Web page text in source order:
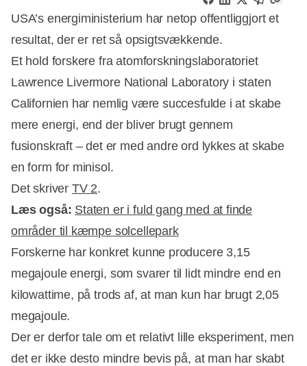
USA’s energiministerium har netop offentliggjort et
resultat, der er ret så opsigtsvækkende.
Et hold forskere fra atomforskningslaboratoriet
Lawrence Livermore National Laboratory i staten
Californien har nemlig være succesfulde i at skabe
mere energi, end der bliver brugt gennem
fusionskraft – det er med andre ord lykkes at skabe
en form for minisol.
Det skriver TV 2.
Læs også: Staten er i fuld gang med at finde
områder til kæmpe solcellepark
Forskerne har konkret kunne producere 3,15
megajoule energi, som svarer til lidt mindre end en
kilowattime, på trods af, at man kun har brugt 2,05
megajoule.
Der er derfor tale om et relativt lille eksperiment, men
det er ikke desto mindre bevis på, at man har skabt